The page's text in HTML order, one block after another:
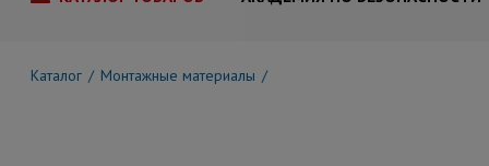
Каталог Монтажные материалы